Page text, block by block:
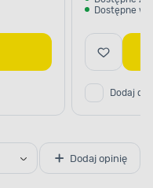
między
uzyskać
Dostępne w
Dodaj do
Dodaj opinię